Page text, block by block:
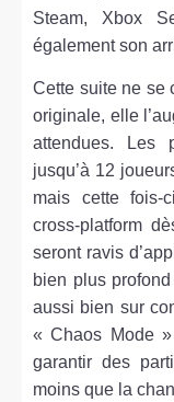
Steam, Xbox
également son
Cette suite ne se
originale, elle
attendues. Les
jusqu’à 12
mais cette fois-
cross-platform
seront ravis
bien plus
aussi bien sur
« Chaos Mode
garantir des
moins que la